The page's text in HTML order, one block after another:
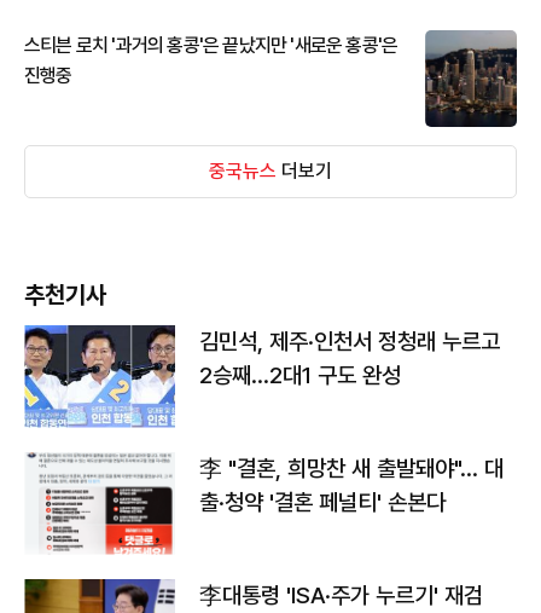
스티븐 로치 '과거의 홍콩'은 끝났지만 '새로운 홍콩'은
진행중
중국뉴스 더보기
추천기사
김민석, 제주·인천서 정청래 누르고
2승째…2대1 구도 완성
李 "결혼, 희망찬 새 출발돼야"… 대
출·청약 '결혼 페널티' 손본다
李대통령 'ISA·주가 누르기' 재검